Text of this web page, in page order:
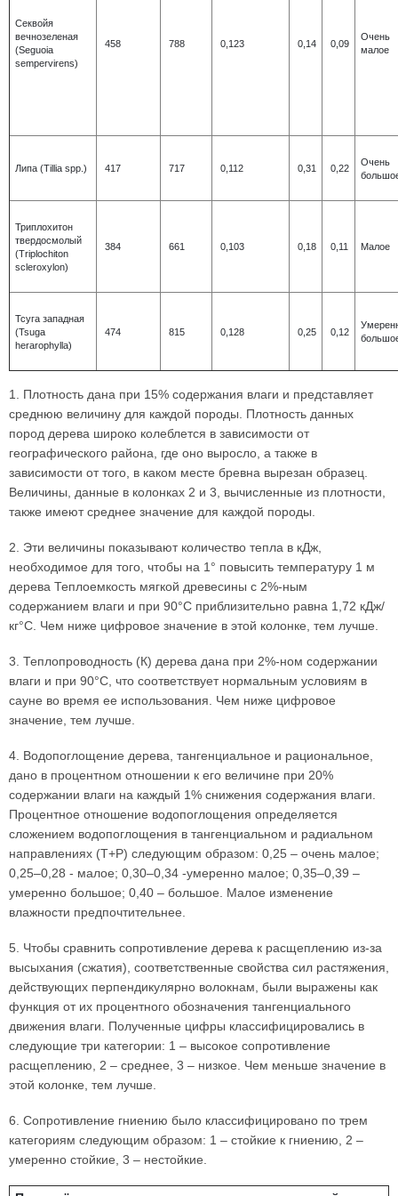
Секвойя
вечнозеленая
(Seguoia
sempervirens)
458 788 0,123 0,14 0,09
Очень
малое
Липа (Tillia spp.) 417 717 0,112 0,31 0,22
Очень
Триплохитон
твердосмолый
(Triplochiton
scleroxylon)
384 661 0,103 0,18 0,11 Малое
Тсуга западная
(Tsuga
herarophylla)
474 815 0,128 0,25 0,12
1. Плотность дана при 15% содержания влаги и представляет
среднюю величину для каждой породы. Плотность данных
пород дерева широко колеблется в зависимости от
географического района, где оно выросло, а также в
зависимости от того, в каком месте бревна вырезан образец.
Величины, данные в колонках 2 и 3, вычисленные из плотности,
также имеют среднее значение для каждой породы.
2. Эти величины показывают количество тепла в кДж,
необходимое для того, чтобы на 1° повысить температуру 1 м
дерева Теплоемкость мягкой древесины с 2%-ным
содержанием влаги и при 90°С приблизительно равна 1,72 кДж/
кг°С. Чем ниже цифровое значение в этой колонке, тем лучше.
3. Теплопроводность (К) дерева дана при 2%-ном содержании
влаги и при 90°С, что соответствует нормальным условиям в
сауне во время ее использования. Чем ниже цифровое
значение, тем лучше.
4. Водопоглощение дерева, тангенциальное и рациональное,
дано в процентном отношении к его величине при 20%
содержании влаги на каждый 1% снижения содержания влаги.
Процентное отношение водопоглощения определяется
сложением водопоглощения в тангенциальном и радиальном
направлениях (Т+Р) следующим образом: 0,25 – очень малое;
0,25–0,28 - малое; 0,30–0,34 -умеренно малое; 0,35–0,39 –
умеренно большое; 0,40 – большое. Малое изменение
влажности предпочтительнее.
5. Чтобы сравнить сопротивление дерева к расщеплению из-за
высыхания (сжатия), соответственные свойства сил растяжения,
действующих перпендикулярно волокнам, были выражены как
функция от их процентного обозначения тангенциального
движения влаги. Полученные цифры классифицировались в
следующие три категории: 1 – высокое сопротивление
расщеплению, 2 – среднее, 3 – низкое. Чем меньше значение в
этой колонке, тем лучше.
6. Сопротивление гниению было классифицировано по трем
категориям следующим образом: 1 – стойкие к гниению, 2 –
умеренно стойкие, 3 – нестойкие.